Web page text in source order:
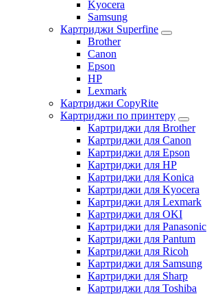
Kyocera
Samsung
Картриджи Superfine
Brother
Canon
Epson
HP
Lexmark
Картриджи CopyRite
Картриджи по принтеру
Картриджи для Brother
Картриджи для Canon
Картриджи для Epson
Картриджи для HP
Картриджи для Konica
Картриджи для Kyocera
Картриджи для Lexmark
Картриджи для OKI
Картриджи для Panasonic
Картриджи для Pantum
Картриджи для Ricoh
Картриджи для Samsung
Картриджи для Sharp
Картриджи для Toshiba